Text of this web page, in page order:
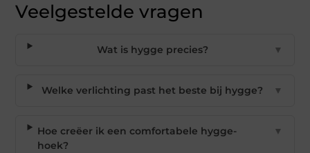
Veelgestelde vragen
Wat is hygge precies? ▼
Welke verlichting past het beste bij hygge? ▼
Hoe creëer ik een comfortabele hygge-
hoek?
▼